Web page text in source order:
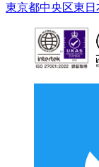
東京都中央区東日